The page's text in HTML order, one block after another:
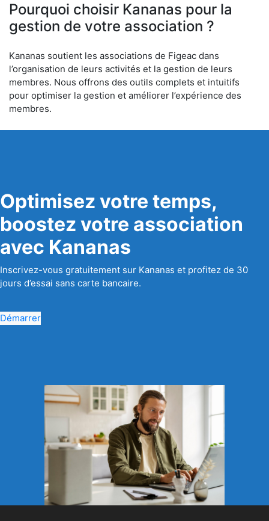
Pourquoi choisir Kananas pour la
gestion de votre association ?
Kananas soutient les associations de Figeac dans
l’organisation de leurs activités et la gestion de leurs
membres. Nous offrons des outils complets et intuitifs
pour optimiser la gestion et améliorer l’expérience des
membres.
Optimisez votre temps,
boostez votre association
avec Kananas
Inscrivez-vous gratuitement sur Kananas et profitez de 30
jours d’essai sans carte bancaire.
Démarrer